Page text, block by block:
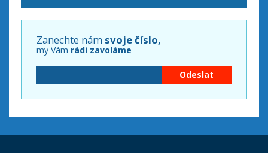
Zanechte nám svoje číslo,
my Vám rádi zavoláme